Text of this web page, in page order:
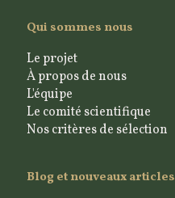
Qui sommes nous
Le projet
À propos de nous
L'équipe
Le comité scientifique
Nos critères de sélection
Blog et nouveaux articles